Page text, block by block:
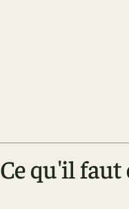
Ce qu'il faut